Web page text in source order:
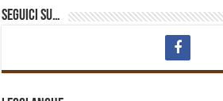
Seguici su…